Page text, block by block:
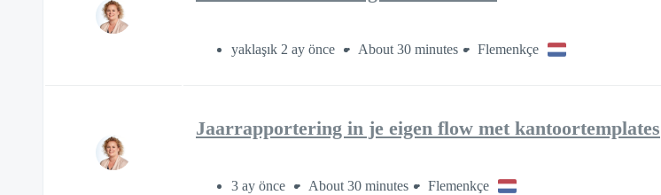
yaklaşık 2 ay önce About 30 minutes Flemenkçe
Jaarrapportering in je eigen flow met kantoortemplates
3 ay önce About 30 minutes Flemenkçe